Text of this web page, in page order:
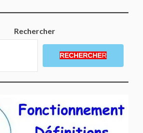
Rechercher
RECHERCHER